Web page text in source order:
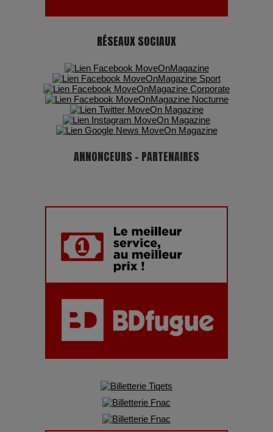
RÉSEAUX SOCIAUX
ANNONCEURS - PARTENAIRES